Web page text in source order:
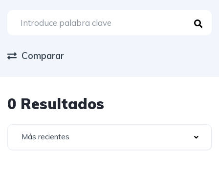
Comparar
0 Resultados
Más recientes